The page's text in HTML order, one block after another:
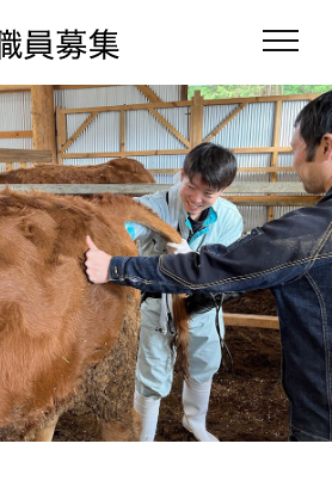
toggle